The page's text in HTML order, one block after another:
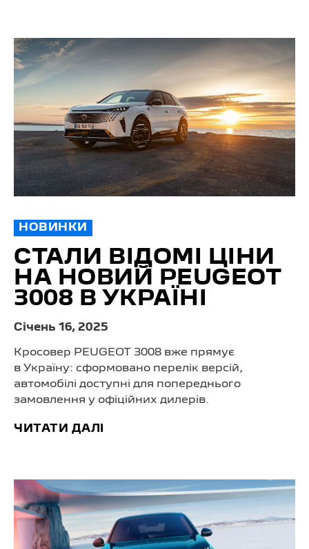
НОВИНКИ
СТАЛИ ВІДОМІ ЦІНИ
НА НОВИЙ PEUGEOT
3008 В УКРАЇНІ
Cічень 16, 2025
Кросовер PEUGEOT 3008 вже прямує
в Україну: сформовано перелік версій,
автомобілі доступні для попереднього
замовлення у офіційних дилерів.
ЧИТАТИ ДАЛІ